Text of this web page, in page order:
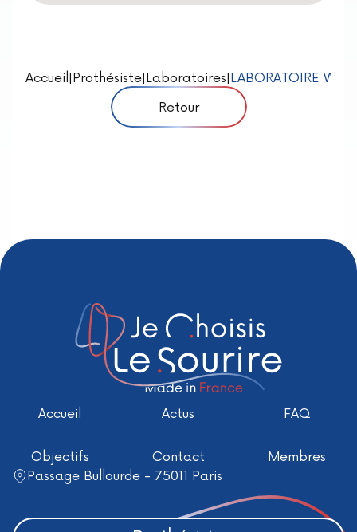
Accueil Prothésiste Laboratoires LABORATOIRE
Retour
Accueil Actus FAQ
Objectifs Contact
Membres
Passage Bullourde - 75011 Paris